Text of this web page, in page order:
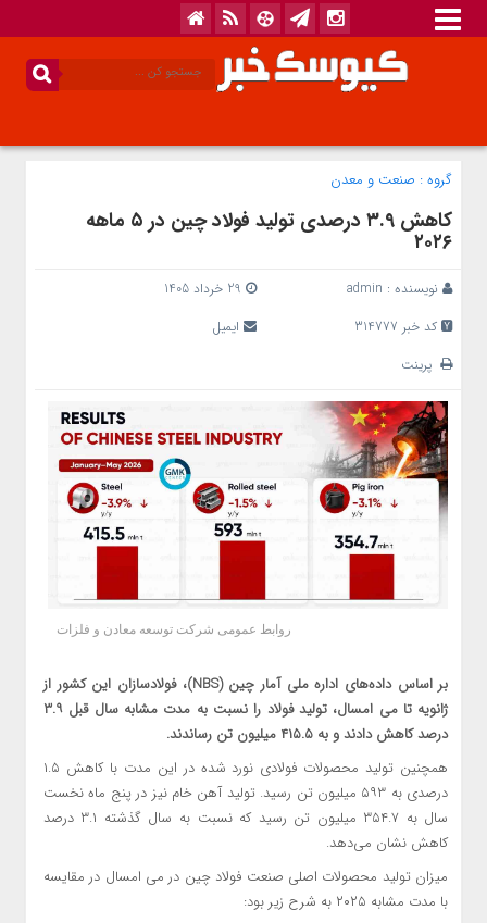
گروه : صنعت و معدن
کاهش ۳.۹ درصدی تولید فولاد چین در ۵ ماهه
۲۰۲۶
نویسنده : admin
کد خبر 314777
ایمیل
پرینت
روابط عمومی شرکت توسعه معادن و فلزات
بر اساس داده‌های اداره ملی آمار چین (NBS)، فولادسازان این کشور از
ژانویه تا می امسال، تولید فولاد را نسبت به مدت مشابه سال قبل ۳.۹
درصد کاهش دادند و به ۴۱۵.۵ میلیون تن رساندند.
همچنین تولید محصولات فولادی نورد شده در این مدت با کاهش ۱.۵
درصدی به ۵۹۳ میلیون تن رسید. تولید آهن خام نیز در پنج ماه نخست
سال به ۳۵۴.۷ میلیون تن رسید که نسبت به سال گذشته ۳.۱ درصد
کاهش نشان می‌دهد.
میزان تولید محصولات اصلی صنعت فولاد چین در می امسال در مقایسه
با مدت مشابه ۲۰۲۵ به شرح زیر بود: